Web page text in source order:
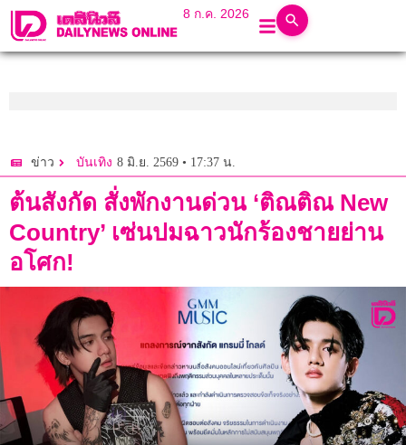
8 ก.ค. 2026
ข่าว บันเทิง 8 มิ.ย. 2569 • 17:37 น.
ต้นสังกัด สั่งพักงานด่วน ‘ติณติณ New
Country’ เซ่นปมฉาวนักร้องชายย่าน
อโศก!